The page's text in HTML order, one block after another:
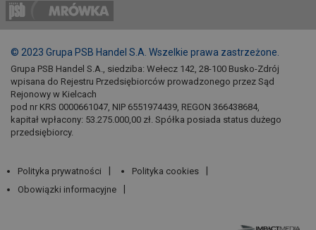
© 2023 Grupa PSB Handel S.A. Wszelkie prawa zastrzeżone.
Grupa PSB Handel S.A., siedziba: Wełecz 142, 28-100 Busko-Zdrój
wpisana do Rejestru Przedsiębiorców prowadzonego przez Sąd
Rejonowy w Kielcach
pod nr KRS 0000661047, NIP 6551974439, REGON 366438684,
kapitał wpłacony: 53.275.000,00 zł. Spółka posiada status dużego
przedsiębiorcy.
Polityka prywatności
Polityka cookies
Obowiązki informacyjne